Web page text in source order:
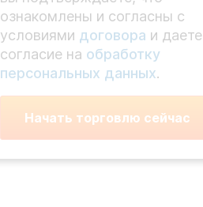
ознакомлены и согласны с
условиями договора и даете
согласие на обработку
персональных данных.
Начать торговлю сейчас